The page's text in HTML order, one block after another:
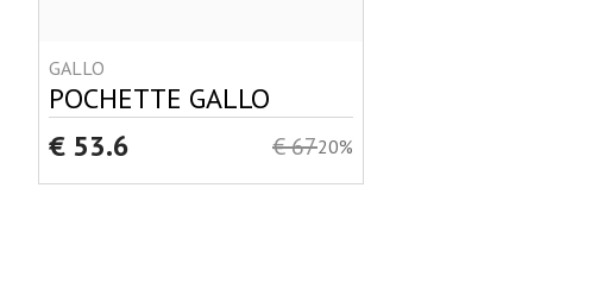
GALLO
POCHETTE GALLO
€ 53.6
€ 6720%